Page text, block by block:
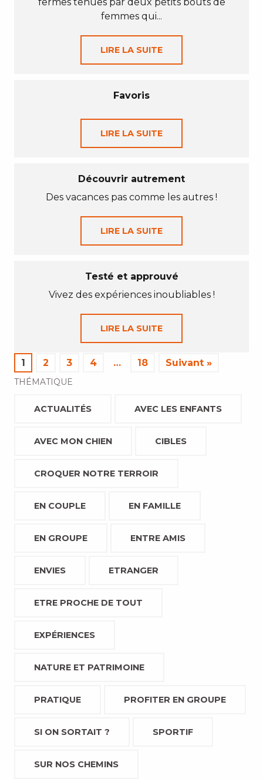
femmes qui...
LIRE LA SUITE
Favoris
LIRE LA SUITE
Découvrir autrement
Des vacances pas comme les autres !
LIRE LA SUITE
Testé et approuvé
Vivez des expériences inoubliables !
LIRE LA SUITE
1 2 3 4 … 18 Suivant »
THÉMATIQUE
ACTUALITÉS AVEC LES ENFANTS
AVEC MON CHIEN CIBLES
CROQUER NOTRE TERROIR
EN COUPLE EN FAMILLE
EN GROUPE ENTRE AMIS
ENVIES ETRANGER
ETRE PROCHE DE TOUT
EXPÉRIENCES
NATURE ET PATRIMOINE
PRATIQUE PROFITER EN GROUPE
SI ON SORTAIT ? SPORTIF
SUR NOS CHEMINS